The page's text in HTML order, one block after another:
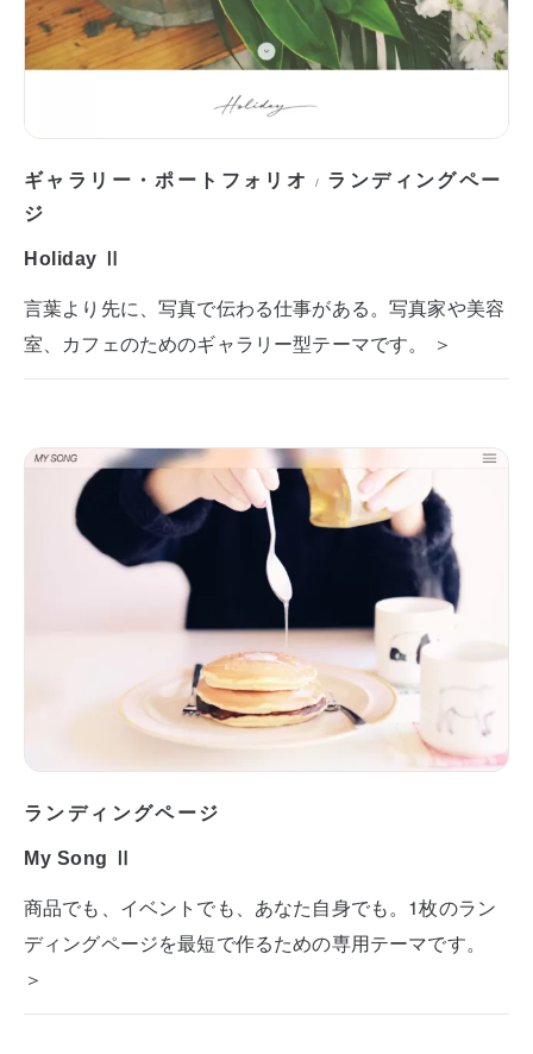
ギャラリー・ポートフォリオ / ランディングペー
ジ
Holiday Ⅱ
言葉より先に、写真で伝わる仕事がある。写真家や美容
室、カフェのためのギャラリー型テーマです。 ＞
ランディングページ
My Song Ⅱ
商品でも、イベントでも、あなた自身でも。1枚のラン
ディングページを最短で作るための専用テーマです。
＞